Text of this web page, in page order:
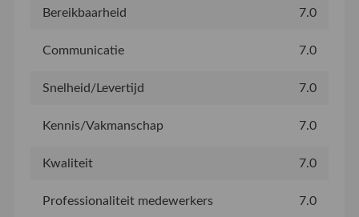
Bereikbaarheid 7.0
Communicatie 7.0
Snelheid/Levertijd 7.0
Kennis/Vakmanschap 7.0
Kwaliteit 7.0
Professionaliteit medewerkers 7.0